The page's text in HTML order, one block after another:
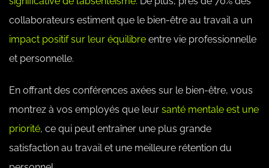
collaborateurs estiment que le bien-être au travail a un
impact positif sur leur équilibre entre vie professionnelle
et personnelle.
En offrant des conférences axées sur le bien-être, vous
montrez à vos employés que leur santé mentale est une
priorité, ce qui peut entraîner une plus grande
satisfaction au travail et une meilleure rétention du